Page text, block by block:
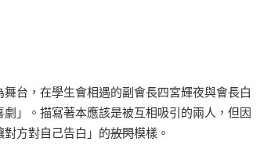
台，在學生會相遇的副會長四宮輝夜與會長白
」。描寫著本應該是被互相吸引的兩人，但因
方對自己告白」的放閃模樣。